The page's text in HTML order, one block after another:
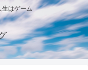
はゲーム